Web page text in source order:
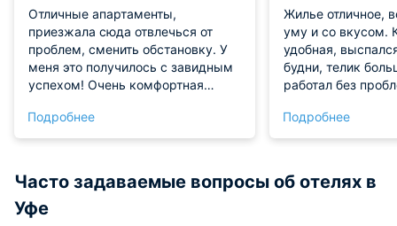
Отличные апартаменты,
приезжала сюда отвлечься от
проблем, сменить обстановку. У
меня это получилось с завидным
успехом! Очень комфортная
Мебель целая, удобная кровать,
сантехника как новая. Сразу
постельное белье с полотенцами.
Очень понравилось - вернусь
Подробнее
Жилье отличное,
уму и со вкусом.
удобная,
будни, телик
работал без
пешком, так что
даже не
когда снова
Подробнее
Часто задаваемые вопросы об отелях в
Уфе